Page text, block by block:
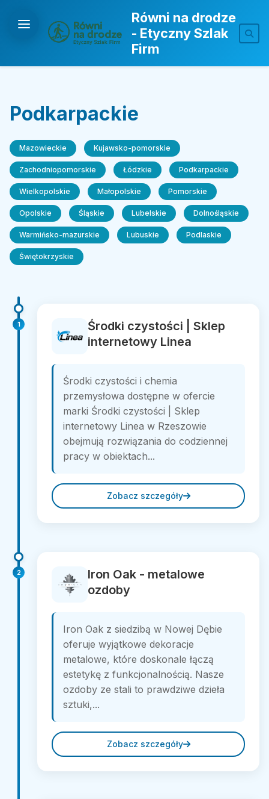
Równi na drodze
- Etyczny Szlak
Firm
Podkarpackie
Mazowieckie Kujawsko-pomorskie
Zachodniopomorskie Łódzkie Podkarpackie
Wielkopolskie Małopolskie Pomorskie
Opolskie Śląskie Lubelskie Dolnośląskie
Warmińsko-mazurskie Lubuskie Podlaskie
Świętokrzyskie
1
Środki czystości | Sklep
internetowy Linea
Środki czystości i chemia
przemysłowa dostępne w ofercie
marki Środki czystości | Sklep
internetowy Linea w Rzeszowie
obejmują rozwiązania do codziennej
pracy w obiektach...
Zobacz szczegóły
2
Iron Oak - metalowe
ozdoby
Iron Oak z siedzibą w Nowej Dębie
oferuje wyjątkowe dekoracje
metalowe, które doskonale łączą
estetykę z funkcjonalnością. Nasze
ozdoby ze stali to prawdziwe dzieła
sztuki,...
Zobacz szczegóły